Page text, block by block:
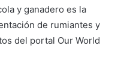
y ganadero es la
de rumiantes y
del portal Our World